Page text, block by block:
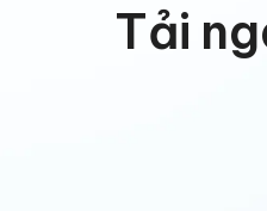
Tải